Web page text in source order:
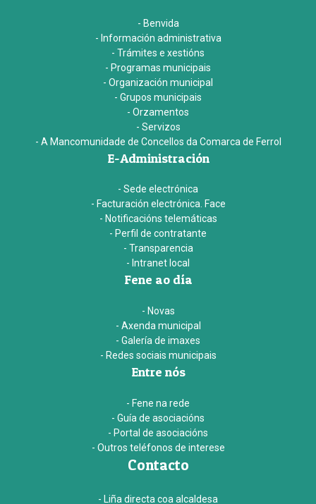
- Benvida
- Información administrativa
- Trámites e xestións
- Programas municipais
- Organización municipal
- Grupos municipais
- Orzamentos
- Servizos
- A Mancomunidade de Concellos da Comarca de Ferrol
E-Administración
- Sede electrónica
- Facturación electrónica. Face
- Notificacións telemáticas
- Perfil de contratante
- Transparencia
- Intranet local
Fene ao día
- Novas
- Axenda municipal
- Galería de imaxes
- Redes sociais municipais
Entre nós
- Fene na rede
- Guía de asociacións
- Portal de asociacións
- Outros teléfonos de interese
Contacto
- Liña directa coa alcaldesa